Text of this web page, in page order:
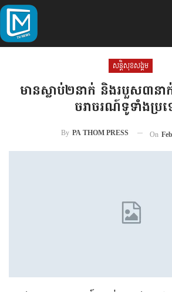
សន្តិសុខសង្គម
មានស្លាប់២នាក់ និងរបួស៣នាក់
ចរាចរណ៍ទូទាំងប្រ
By PA THOM PRESS On